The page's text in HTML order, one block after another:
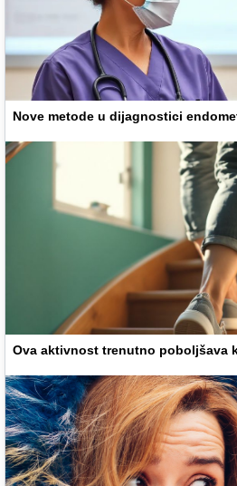
Nove metode u dijagnostici
Ova aktivnost trenutno poboljšava